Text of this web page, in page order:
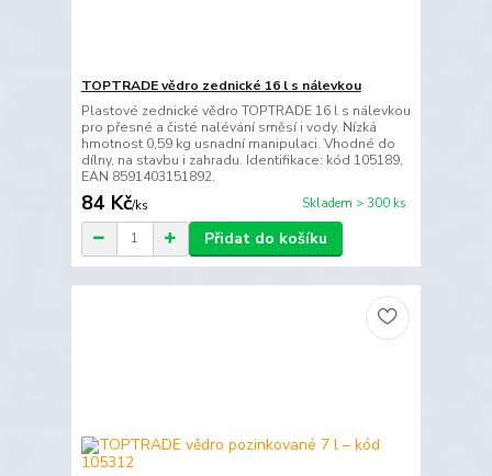
TOPTRADE vědro zednické 16 l s nálevkou
Plastové zednické vědro TOPTRADE 16 l s nálevkou
pro přesné a čisté nalévání směsí i vody. Nízká
hmotnost 0,59 kg usnadní manipulaci. Vhodné do
dílny, na stavbu i zahradu. Identifikace: kód 105189,
EAN 8591403151892.
84 Kč/ks Skladem > 300 ks
Přidat do košíku